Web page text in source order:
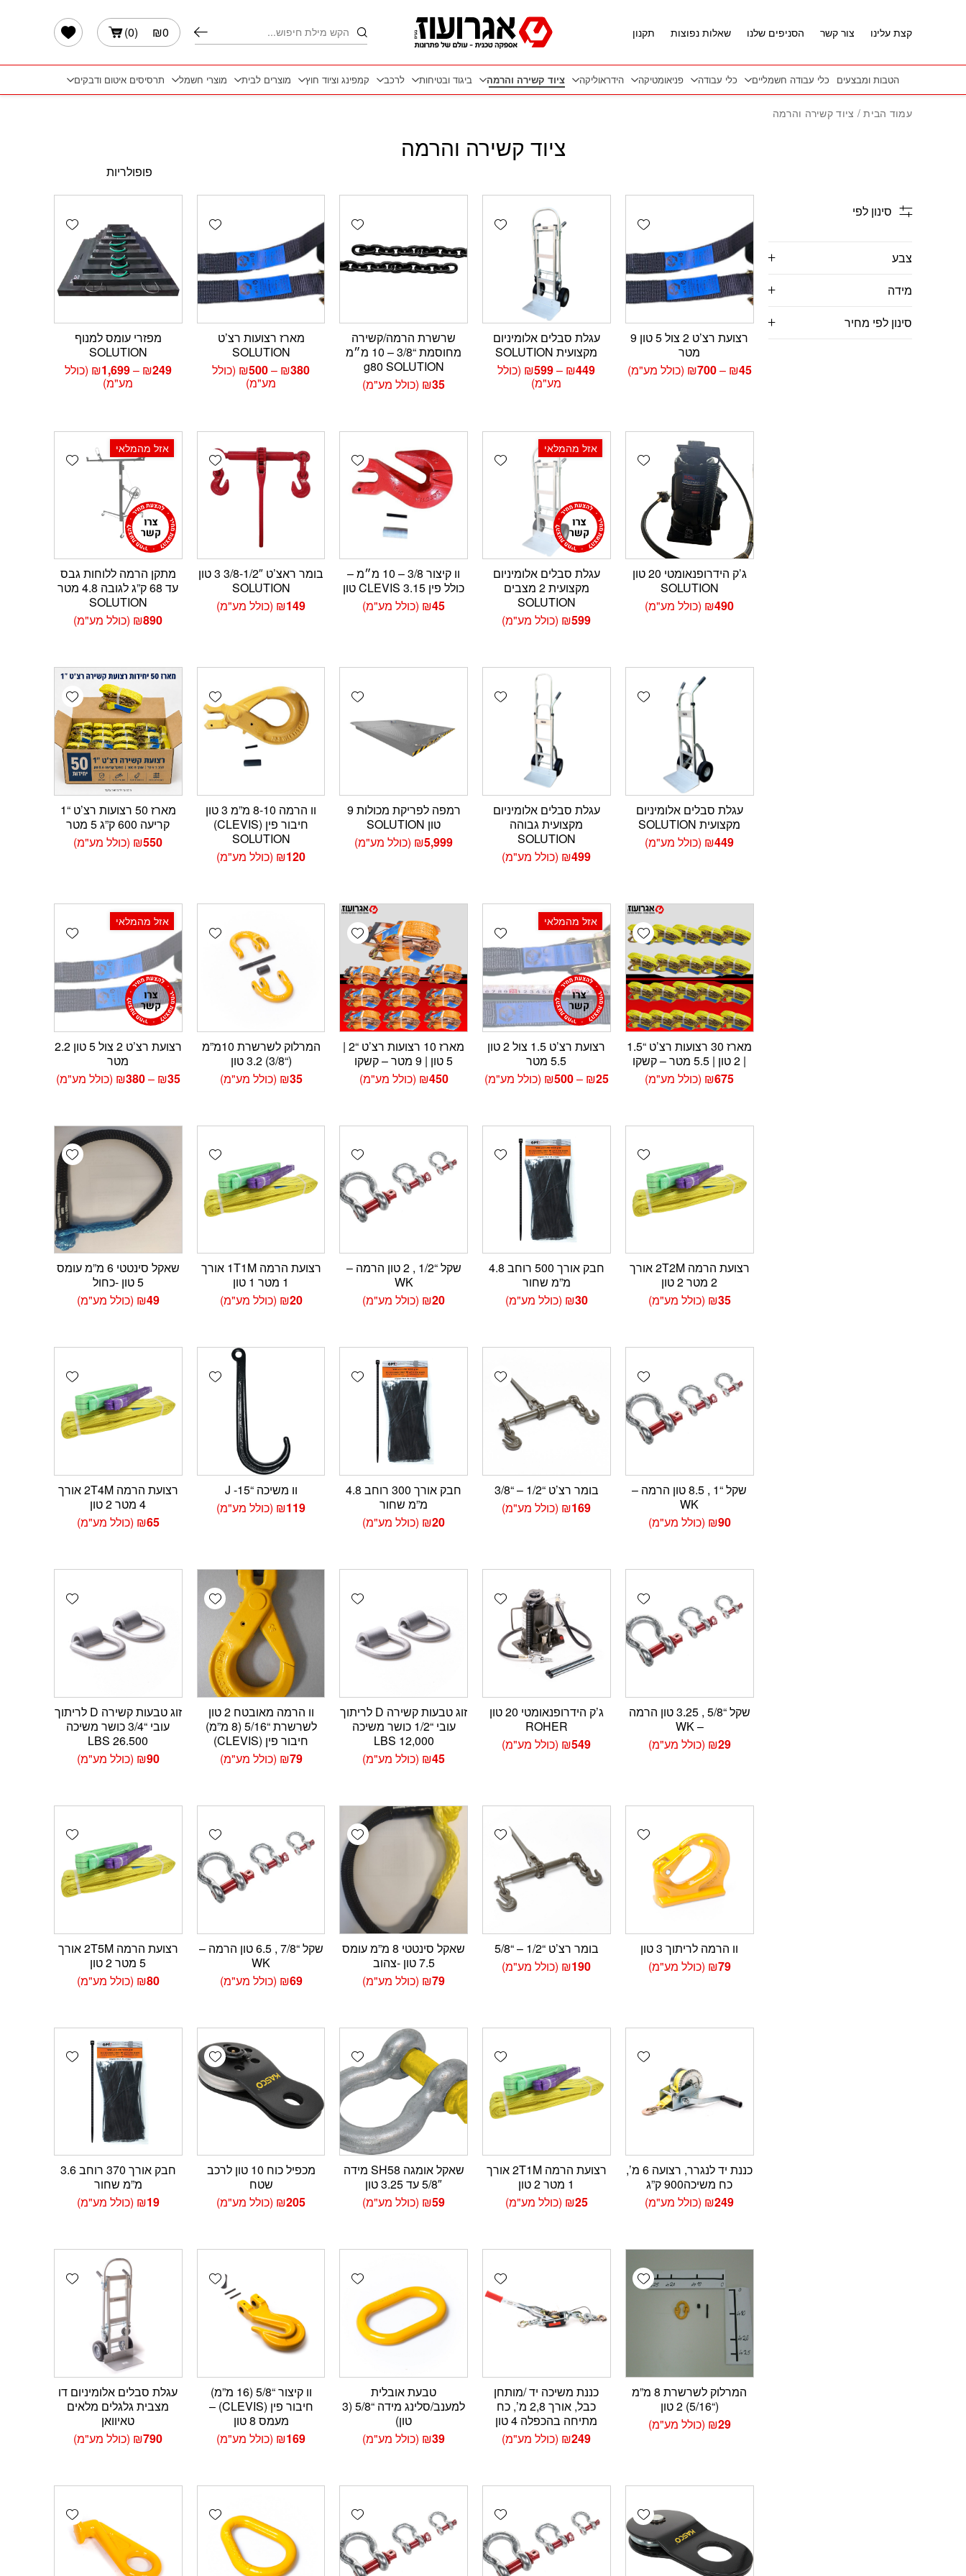
חיפוש
₪0
(
0
)
קצת עלינו
צור קשר הסניפים שלנו שאלות נפוצות תקנון
הטבות ומבצעים כלי עבודה חשמליים כלי עבודה פניאומטיקה הידראוליקה ציוד קשירה והרמה ביגוד ובטיחות לרכב קמפינג וציוד חוץ מוצרים לבית מוצרי חשמל תרסיסים איטום ודבקים
עמוד הבית/ ציוד קשירה והרמה
ציוד קשירה והרמה
סינון לפי
צבע
מידה
סינון לפי מחיר
Add wishlist
רצועת רצ’ט 2 צול 5 טון 9
מטר
₪45
–
₪700 טווח
מחירים:
(כולל מע"מ)
Add wishlist
עגלת סבלים אלומיניום
מקצועית SOLUTION
₪449
–
₪599 טווח
מחירים:
(כולל
מע"מ)
Add wishlist
שרשרת הרמה/קשירה
מחוסמת “3/8 – 10 מ״מ
g80 SOLUTION
₪35 (כולל מע"מ)
Add wishlist
מארז רצועות רצ’ט
SOLUTION
₪380
–
₪500 טווח
מחירים:
(כולל
מע"מ)
Add wishlist
מפזרי עומס למנוף
SOLUTION
₪249
–
₪1,699 טווח
מחירים:
(כולל
מע"מ)
Add wishlist
ג’ק הידרופנאומטי 20 טון
SOLUTION
₪490 (כולל מע"מ)
Add wishlist אזל מהמלאי
עגלת סבלים אלומיניום
מקצועית 2 מצבים
SOLUTION
₪599 (כולל מע"מ)
Add wishlist
וו קיצור 3/8 – 10 מ״מ –
כולל פין CLEVIS 3.15 טון
₪45 (כולל מע"מ)
Add wishlist
בומר ראצ’ט 3/8-1/2″ 3 טון
SOLUTION
₪149 (כולל מע"מ)
Add wishlist אזל מהמלאי
מתקן הרמה ללוחות גבס
עד 68 ק”ג לגובה 4.8 מטר
SOLUTION
₪890 (כולל מע"מ)
Add wishlist
עגלת סבלים אלומיניום
מקצועית SOLUTION
₪449 (כולל מע"מ)
Add wishlist
עגלת סבלים אלומיניום
מקצועית גבוהה
SOLUTION
₪499 (כולל מע"מ)
Add wishlist
רמפה לפריקת מכולות 9
טון SOLUTION
₪5,999 (כולל מע"מ)
Add wishlist
וו הרמה 8-10 מ”מ 3 טון
חיבור פין (CLEVIS)
SOLUTION
₪120 (כולל מע"מ)
Add wishlist
מארז 50 רצועות רצ’ט “1
קריעה 600 ק”ג 5 מטר
₪550 (כולל מע"מ)
Add wishlist
מארז 30 רצועות רצ’ט “1.5
| 2 טון | 5.5 מטר – קשקו
₪675 (כולל מע"מ)
Add wishlist אזל מהמלאי
רצועת רצ’ט 1.5 צול 2 טון
5.5 מטר
₪25
–
₪500 טווח
מחירים:
⁦₪500⁩
(כולל מע"מ)
Add wishlist
מארז 10 רצועות רצ’ט “2 |
5 טון | 9 מטר – קשקו
₪450 (כולל מע"מ)
Add wishlist
המרלוק לשרשרת 10מ”מ
(“3/8) 3.2 טון
₪35 (כולל מע"מ)
Add wishlist אזל מהמלאי
רצועת רצ’ט 2 צול 5 טון 2.2
מטר
₪35
–
₪380 טווח
מחירים:
⁦₪380⁩
(כולל מע"מ)
Add wishlist
רצועת הרמה 2T2M אורך
2 מטר 2 טון
₪35 (כולל מע"מ)
Add wishlist
חבק אורך 500 רוחב 4.8
מ”מ שחור
₪30 (כולל מע"מ)
Add wishlist
שקל “1/2 , 2 טון הרמה –
WK
₪20 (כולל מע"מ)
Add wishlist
רצועת הרמה 1T1M אורך
1 מטר 1 טון
₪20 (כולל מע"מ)
Add wishlist
שאקל סינטטי 6 מ”מ עומס
5 טון -כחול
₪49 (כולל מע"מ)
Add wishlist
שקל “1 , 8.5 טון הרמה –
WK
₪90 (כולל מע"מ)
Add wishlist
בומר רצ’ט “1/2 – “3/8
₪169 (כולל מע"מ)
Add wishlist
חבק אורך 300 רוחב 4.8
מ”מ שחור
₪20 (כולל מע"מ)
Add wishlist
וו משיכה “15- J
₪119 (כולל מע"מ)
Add wishlist
רצועת הרמה 2T4M אורך
4 מטר 2 טון
₪65 (כולל מע"מ)
Add wishlist
שקל “5/8 , 3.25 טון הרמה
– WK
₪29 (כולל מע"מ)
Add wishlist
ג’ק הידרופנאומטי 20 טון
ROHER
₪549 (כולל מע"מ)
Add wishlist
זוג טבעות קשירה D לריתוך
עובי “1/2 כושר משיכה
12,000 LBS
₪45 (כולל מע"מ)
Add wishlist
וו הרמה מאובטח 2 טון
לשרשרת “5/16 (8 מ”מ)
חיבור פין (CLEVIS)
₪79 (כולל מע"מ)
Add wishlist
זוג טבעות קשירה D לריתוך
עובי “3/4 כושר משיכה
26.500 LBS
₪90 (כולל מע"מ)
Add wishlist
וו הרמה לריתוך 3 טון
₪79 (כולל מע"מ)
Add wishlist
בומר רצ’ט “1/2 – “5/8
₪190 (כולל מע"מ)
Add wishlist
שאקל סינטטי 8 מ”מ עומס
7.5 טון -צהוב
₪79 (כולל מע"מ)
Add wishlist
שקל “7/8 , 6.5 טון הרמה –
WK
₪69 (כולל מע"מ)
Add wishlist
רצועת הרמה 2T5M אורך
5 מטר 2 טון
₪80 (כולל מע"מ)
Add wishlist
כננת יד לנגרר, רצועה 6 מ’,
כח משיכה900 ק”ג
₪249 (כולל מע"מ)
Add wishlist
רצועת הרמה 2T1M אורך
1 מטר 2 טון
₪25 (כולל מע"מ)
Add wishlist
שאקל אומגה SH58 מידה
5/8″ עד 3.25 טון
₪59 (כולל מע"מ)
Add wishlist
מכפיל כוח 10 טון לרכב
שטח
₪205 (כולל מע"מ)
Add wishlist
חבק אורך 370 רוחב 3.6
מ”מ שחור
₪19 (כולל מע"מ)
Add wishlist
המרלוק לשרשרת 8 מ”מ
(“5/16) 2 טון
₪29 (כולל מע"מ)
Add wishlist
כננת משיכה יד /מותחן
כבל, אורך 2,8 מ’, כח
מתיחה בהכפלה 4 טון
₪249 (כולל מע"מ)
Add wishlist
טבעת אובלית
למענב/סלינג מידה “5/8 (3
טון)
₪39 (כולל מע"מ)
Add wishlist
וו קיצור “5/8 (16 מ”מ)
חיבור פין (CLEVIS) –
מעמס 8 טון
₪169 (כולל מע"מ)
Add wishlist
עגלת סבלים אלומיניום דו
מצבית גלגלים מלאים
טאיוואן
₪790 (כולל מע"מ)
Add wishlist
Add wishlist
Add wishlist
Add wishlist
Add wishlist